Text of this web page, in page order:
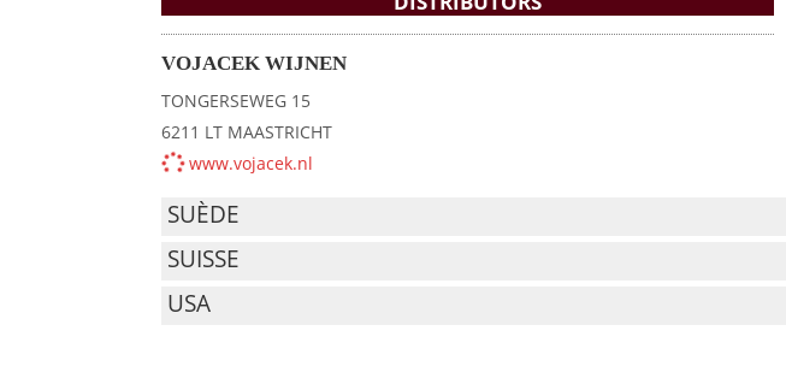
VOJACEK WIJNEN
TONGERSEWEG 15
6211 LT MAASTRICHT
www.vojacek.nl
SUÈDE
SUISSE
USA